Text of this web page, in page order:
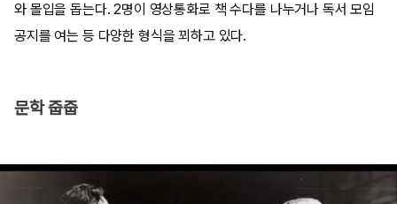
와 몰입을 돕는다. 2명이 영상통화로 책 수다를 나누거나 독서 모임
공지를 여는 등 다양한 형식을 꾀하고 있다.
문학 줍줍